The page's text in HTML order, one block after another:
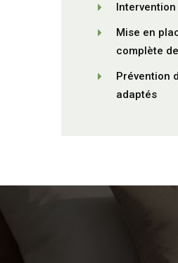
Mise en
complète
Prévention
adaptés